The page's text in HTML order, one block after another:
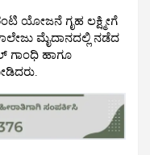
ಯೋಜನೆ ಗೃಹ ಲಕ್ಷ್ಮೀಗೆ
ಮೈದಾನದಲ್ಲಿ ನಡೆದ
ಗಾಂಧಿ ಹಾಗೂ